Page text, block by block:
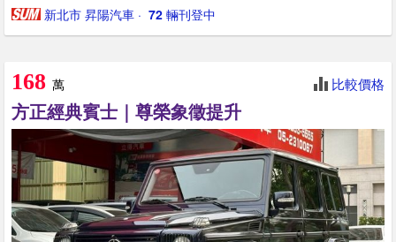
新北市 昇陽汽車 · ‎ 72 輛刊登中
168 萬 比較價格
方正經典賓士｜尊榮象徵提升